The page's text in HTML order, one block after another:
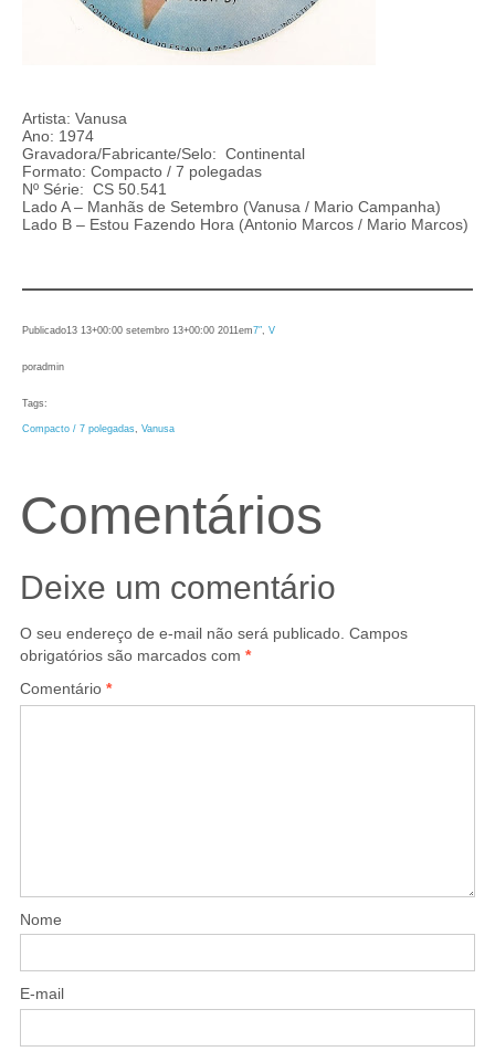
Artista: Vanusa
Ano: 1974
Gravadora/Fabricante/Selo: Continental
Formato: Compacto / 7 polegadas
Nº Série: CS 50.541
Lado A – Manhãs de Setembro (Vanusa / Mario Campanha)
Lado B – Estou Fazendo Hora (Antonio Marcos / Mario Marcos)
Publicado13 13+00:00 setembro 13+00:00 2011 em7″ V
poradmin
Tags:
Compacto / 7 polegadas Vanusa
Comentários
Deixe um comentário
O seu endereço de e-mail não será publicado. Campos
obrigatórios são marcados com *
Comentário *
Nome
E-mail